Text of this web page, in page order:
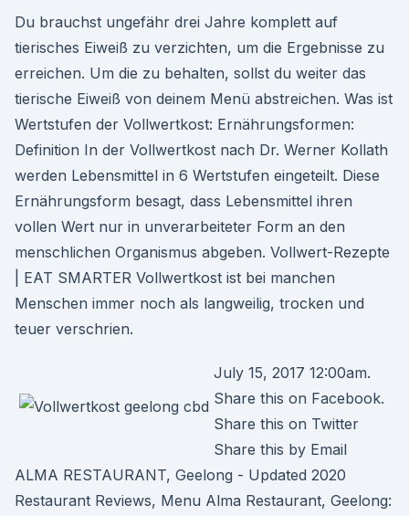
Du brauchst ungefähr drei Jahre komplett auf
tierisches Eiweiß zu verzichten, um die Ergebnisse zu
erreichen. Um die zu behalten, sollst du weiter das
tierische Eiweiß von deinem Menü abstreichen. Was ist
Wertstufen der Vollwertkost: Ernährungsformen:
Definition In der Vollwertkost nach Dr. Werner Kollath
werden Lebensmittel in 6 Wertstufen eingeteilt. Diese
Ernährungsform besagt, dass Lebensmittel ihren
vollen Wert nur in unverarbeiteter Form an den
menschlichen Organismus abgeben. Vollwert-Rezepte
| EAT SMARTER Vollwertkost ist bei manchen
Menschen immer noch als langweilig, trocken und
teuer verschrien.
July 15, 2017 12:00am.
Share this on Facebook.
Share this on Twitter
Share this by Email
ALMA RESTAURANT, Geelong - Updated 2020
Restaurant Reviews, Menu Alma Restaurant, Geelong: